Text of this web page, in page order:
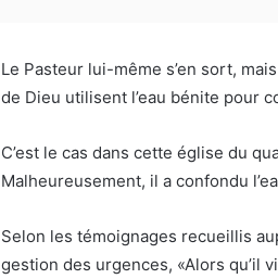
Le Pasteur lui-même s’en sort,
de Dieu utilisent l’eau bénite pour
C’est le cas dans cette église du
Malheureusement, il a confondu
Selon les témoignages recueillis
gestion des urgences, «Alors qu’il